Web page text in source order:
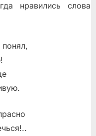
нравились слова